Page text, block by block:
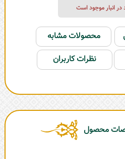
در انبار موجود است
محصولات مشابه
نظرات کاربران
محصول